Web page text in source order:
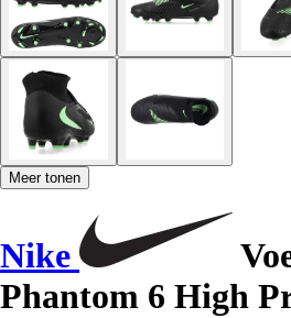
Meer tonen
Nike
Phantom 6 High